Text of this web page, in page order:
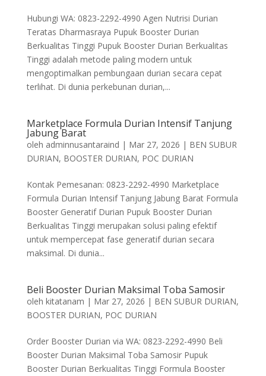
Hubungi WA: 0823-2292-4990 Agen Nutrisi Durian
Teratas Dharmasraya Pupuk Booster Durian
Berkualitas Tinggi Pupuk Booster Durian Berkualitas
Tinggi adalah metode paling modern untuk
mengoptimalkan pembungaan durian secara cepat
terlihat. Di dunia perkebunan durian,...
Marketplace Formula Durian Intensif Tanjung
Jabung Barat
oleh adminnusantaraind | Mar 27, 2026 | BEN SUBUR
DURIAN, BOOSTER DURIAN, POC DURIAN
Kontak Pemesanan: 0823-2292-4990 Marketplace
Formula Durian Intensif Tanjung Jabung Barat Formula
Booster Generatif Durian Pupuk Booster Durian
Berkualitas Tinggi merupakan solusi paling efektif
untuk mempercepat fase generatif durian secara
maksimal. Di dunia...
Beli Booster Durian Maksimal Toba Samosir
oleh kitatanam | Mar 27, 2026 | BEN SUBUR DURIAN,
BOOSTER DURIAN, POC DURIAN
Order Booster Durian via WA: 0823-2292-4990 Beli
Booster Durian Maksimal Toba Samosir Pupuk
Booster Durian Berkualitas Tinggi Formula Booster